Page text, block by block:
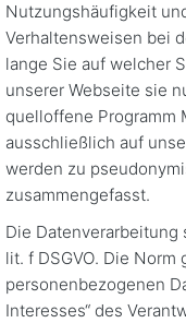
Nutzungshäufigkeit
Verhaltensweisen bei
lange Sie auf welcher
unserer Webseite sie
quelloffene Programm
ausschließlich auf
werden zu
zusammengefasst.
Die Datenverarbeitung
lit. f DSGVO. Die
personenbezogenen
Interesses“ des